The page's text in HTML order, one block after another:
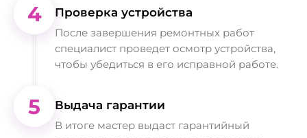
4 Проверка устройства
После завершения ремонтных работ
специалист проведет осмотр устройства,
чтобы убедиться в его исправной работе.
5 Выдача гарантии
В итоге мастер выдаст гарантийный